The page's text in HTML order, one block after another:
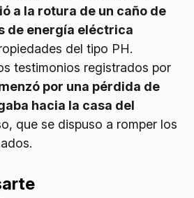
a la rotura de un caño de
de energía eléctrica
del tipo PH.
testimonios registrados por
por una pérdida de
hacia la casa del
que se dispuso a romper los